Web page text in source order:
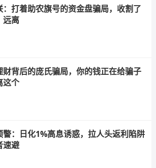
打着助农旗号的资金盘骗局，收割了
远离
背后的庞氏骗局，你的钱正在给骗子
这个
：日化1%高息诱惑，拉人头返利陷阱
速避